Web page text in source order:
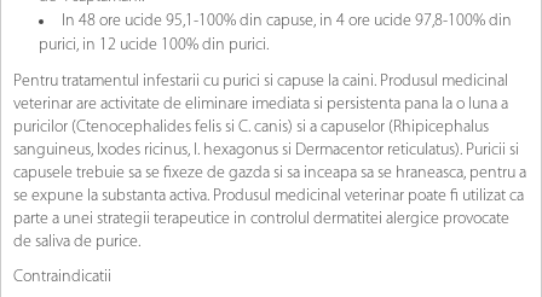
In 48 ore ucide 95,1-100% din capuse, in 4 ore ucide 97,8-100% din
purici, in 12 ucide 100% din purici.
Pentru tratamentul infestarii cu purici si capuse la caini. Produsul medicinal
veterinar are activitate de eliminare imediata si persistenta pana la o luna a
puricilor (Ctenocephalides felis si C. canis) si a capuselor (Rhipicephalus
sanguineus, Ixodes ricinus, I. hexagonus si Dermacentor reticulatus). Puricii si
capusele trebuie sa se fixeze de gazda si sa inceapa sa se hraneasca, pentru a
se expune la substanta activa. Produsul medicinal veterinar poate fi utilizat ca
parte a unei strategii terapeutice in controlul dermatitei alergice provocate
de saliva de purice.
Contraindicatii